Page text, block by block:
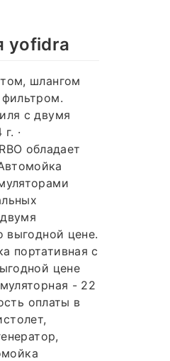
yofidra
шлангом
с двумя
·
обладает
выгодной цене.
портативная с
цене
- 22
оплаты в